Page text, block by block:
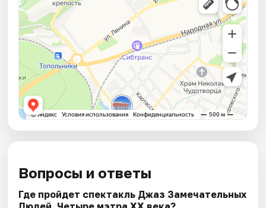
Вопросы и ответы
Где пройдет спектакль Джаз Замечательных